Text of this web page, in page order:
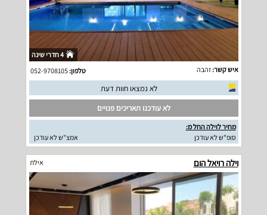
4 חדרי שינה
איש קשר:זהבה טלפון:052-9708105
לא נמצאו חוות דעת
לא עודכנו תאריכים פנויים
מחיר לוילה החל מ:
סופ"ש לא עודכן
אמצ"ש לא עודכן
וילה רויאל הום אילת